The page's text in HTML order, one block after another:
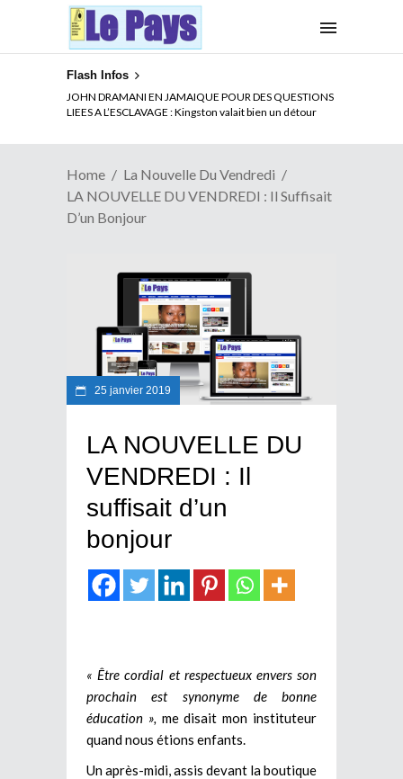
Flash Infos
JOHN DRAMANI EN JAMAIQUE POUR DES QUESTIONS
LIEES A L’ESCLAVAGE : Kingston valait bien un détour
ELECTION DE TALON A LA TETE DU SENAT BENINOIS :
Quand Patrice quitte le pouvoir sans partir !
Home
La Nouvelle Du Vendredi
LA NOUVELLE DU VENDREDI : Il Suffisait
D’un Bonjour
25 janvier 2019
LA NOUVELLE DU
VENDREDI : Il
suffisait d’un
bonjour
« Être cordial et respectueux envers son
prochain est synonyme de bonne
éducation », me disait mon instituteur
quand nous étions enfants.
Un après-midi, assis devant la boutique